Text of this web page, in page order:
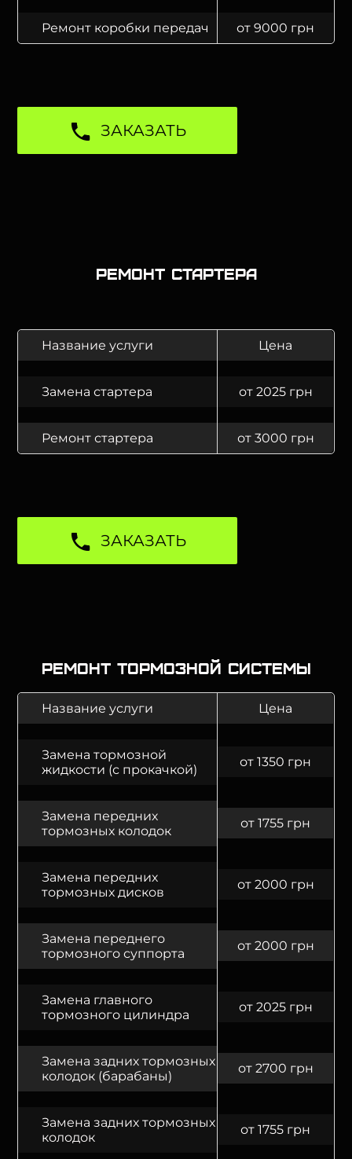
Ремонт коробки передач от 9000 грн
ЗАКАЗАТЬ
Ремонт стартера
Название услуги Цена
Замена стартера от 2025 грн
Ремонт стартера от 3000 грн
ЗАКАЗАТЬ
Ремонт тормозной системы
Название услуги Цена
Замена тормозной
жидкости (с прокачкой)
от 1350 грн
Замена передних
тормозных колодок
от 1755 грн
Замена передних
тормозных дисков
от 2000 грн
Замена переднего
тормозного суппорта
от 2000 грн
Замена главного
тормозного цилиндра
от 2025 грн
Замена задних тормозных
колодок (барабаны)
от 2700 грн
Замена задних тормозных
колодок
от 1755 грн